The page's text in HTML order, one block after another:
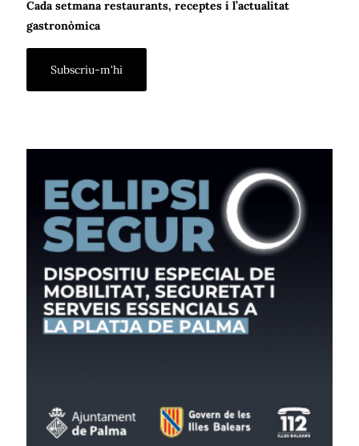
Cada setmana restaurants, receptes i l’actualitat
gastronòmica